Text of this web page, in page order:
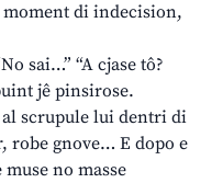
di indecision,
sai…” “A cjase tô?
jê pinsirose.
al scrupule lui dentri di
robe gnove… E dopo e
no masse